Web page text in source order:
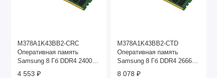
M378A1K43BB2-CRC
Оперативная память
Samsung 8 Гб DDR4 2400
МГц
4 553 ₽
M378A1K43BB2-CTD
Оперативная память
Samsung 8 Гб DDR4 2666
МГц
8 078 ₽